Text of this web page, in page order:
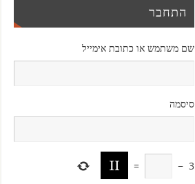
התחבר
שם משתמש או כתובת אימייל
סיסמה
3
−
=